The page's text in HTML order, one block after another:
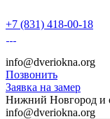
+7 (831) 418-00-18
info@dveriokna.org
Позвонить
Заявка на замер
Нижний Новгород и
info@dveriokna.org